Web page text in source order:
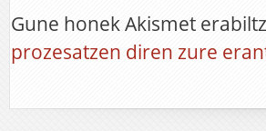
Gune honek Akismet
prozesatzen diren zure